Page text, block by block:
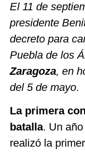
El 11 de
presidente
decreto para
Puebla de los
Zaragoza, en
del 5 de mayo.
La primera
batalla. Un
realizó la